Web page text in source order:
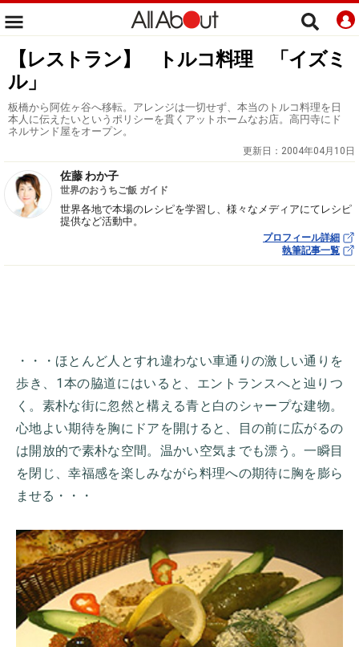
【レストラン】 トルコ料理 「イズミ
ル」
板橋から阿佐ヶ谷へ移転。アレンジは一切せず、本当のトルコ料理を日
本人に伝えたいというポリシーを貫くアットホームなお店。高円寺にド
ネルサンド屋をオープン。
更新日： 2004年04月10日
佐藤 わか子
世界のおうちご飯 ガイド
世界各地で本場のレシピを学習し、様々なメディアにてレシピ
提供など活動中。
プロフィール詳細
執筆記事一覧
・・・ほとんど人とすれ違わない車通りの激しい通りを
歩き、1本の脇道にはいると、エントランスへと辿りつ
く。素朴な街に忽然と構える青と白のシャープな建物。
心地よい期待を胸にドアを開けると、目の前に広がるの
は開放的で素朴な空間。温かい空気までも漂う。一瞬目
を閉じ、幸福感を楽しみながら料理への期待に胸を膨ら
ませる・・・